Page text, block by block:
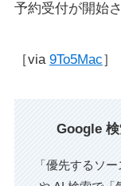
予約受付が開始
［via 9To5Mac］
Google
「優先するソ